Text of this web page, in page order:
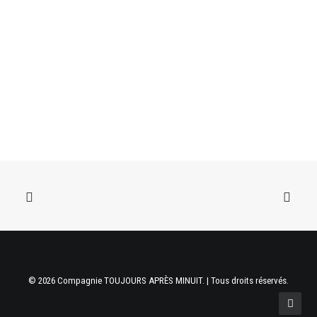
© 2026 Compagnie TOUJOURS APRÈS MINUIT. | Tous droits réservés.